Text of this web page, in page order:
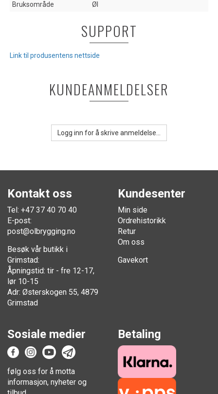
Bruksområde Øl
SUPPORT
Link til produsentens nettside
KUNDEANMELDELSER
Logg inn for å skrive anmeldelse...
Kontakt oss
Tel: +47 37 40 70 40
E-post:
post@olbrygging.no
Besøk vår butikk i
Grimstad:
Åpningstid: tir - fre 12-17,
lør 10-15
Adr: Østerskogen 55, 4879
Grimstad
Kundesenter
Min side
Ordrehistorikk
Retur
Om oss
Gavekort
Sosiale medier
følg oss for å motta
informasjon, nyheter og
Betaling